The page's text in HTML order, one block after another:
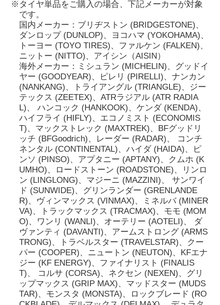
※タイヤ単品をご購入の場合、下記メーカーが対象
です。
国内メーカー：ブリヂストン (BRIDGESTONE)、
ダンロップ (DUNLOP)、ヨコハマ (YOKOHAMA)、
トーヨー (TOYO TIRES)、ファルケン (FALKEN)、
ニットー (NITTO)、アイシン（AISIN）
海外メーカー：ミシュラン (MICHELIN)、グッドイ
ヤー (GOODYEAR)、ピレリ (PIRELLI)、ナンカン
(NANKANG)、トライアングル (TRIANGLE)、ジー
テックス (ZEETEX)、ATRラジアル (ATR RADIA
L)、 ハンコック (HANKOOK)、ケンダ (KENDA)、
ハイフライ (HIFLY)、エコノミスト (ECONOMIS
T)、マックストレック (MAXTREK)、BFグッドリ
ッチ (BFGoodrich)、レーダー (RADAR)、 コンチ
ネンタル (CONTINENTAL)、ハイダ (HAIDA)、ピ
ンソ (PINSO)、アプタニー (APTANY)、クムホ (K
UMHO)、ロードストーン (ROADSTONE)、リンロ
ン (LINGLONG)、マジーニ (MAZZINI)、 サンワイ
ド (SUNWIDE)、グリンランダー (GRENLANDE
R)、ヴィンマックス (VINMAX)、ミネルバ (MINER
VA)、トラックマックス (TRACMAX)、モモ (MOM
O)、ワンリ (WANLI)、オーテリー (AOTELI)、 ダ
ヴァンティ (DAVANTI)、アームストロング (ARMS
TRONG)、トラベルスター (TRAVELSTAR)、クー
パー (COOPER)、ニュートン (NEUTON)、KFエナ
ジー (KF ENERGY)、ファイナリスト (FINALIS
T)、 コルサ (CORSA)、ネクセン (NEXEN)、グリ
ップマックス (GRIP MAX)、マッドスター (MUDS
TAR)、モンスタ (MONSTA)、ロックブレード (RO